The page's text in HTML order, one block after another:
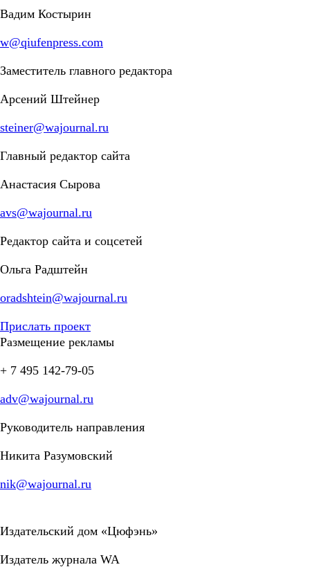
Вадим Костырин
w@qiufenpress.com
Заместитель главного редактора
Арсений Штейнер
steiner@wajournal.ru
Главный редактор сайта
Анастасия Сырова
avs@wajournal.ru
Редактор сайта и соцсетей
Ольга Радштейн
oradshtein@wajournal.ru
Прислать проект
Размещение рекламы
+ 7 495 142-79-05
adv@wajournal.ru
Руководитель направления
Никита Разумовский
nik@wajournal.ru
Издательский дом «Цюфэнь»
Издатель журнала WA